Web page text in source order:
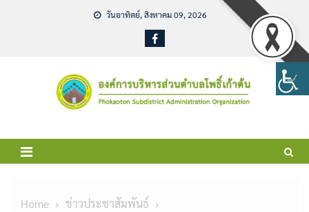
วันอาทิตย์, สิงหาคม 09, 2026
Home
ข่าวประชาสัมพันธ์